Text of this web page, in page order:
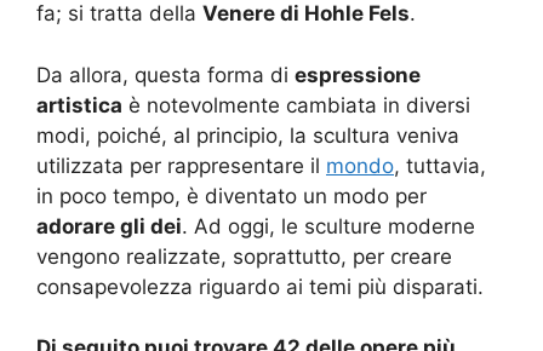
fa; si tratta della Venere di Hohle Fels.
Da allora, questa forma di espressione
artistica è notevolmente cambiata in diversi
modi, poiché, al principio, la scultura veniva
utilizzata per rappresentare il mondo, tuttavia,
in poco tempo, è diventato un modo per
adorare gli dei. Ad oggi, le sculture moderne
vengono realizzate, soprattutto, per creare
consapevolezza riguardo ai temi più disparati.